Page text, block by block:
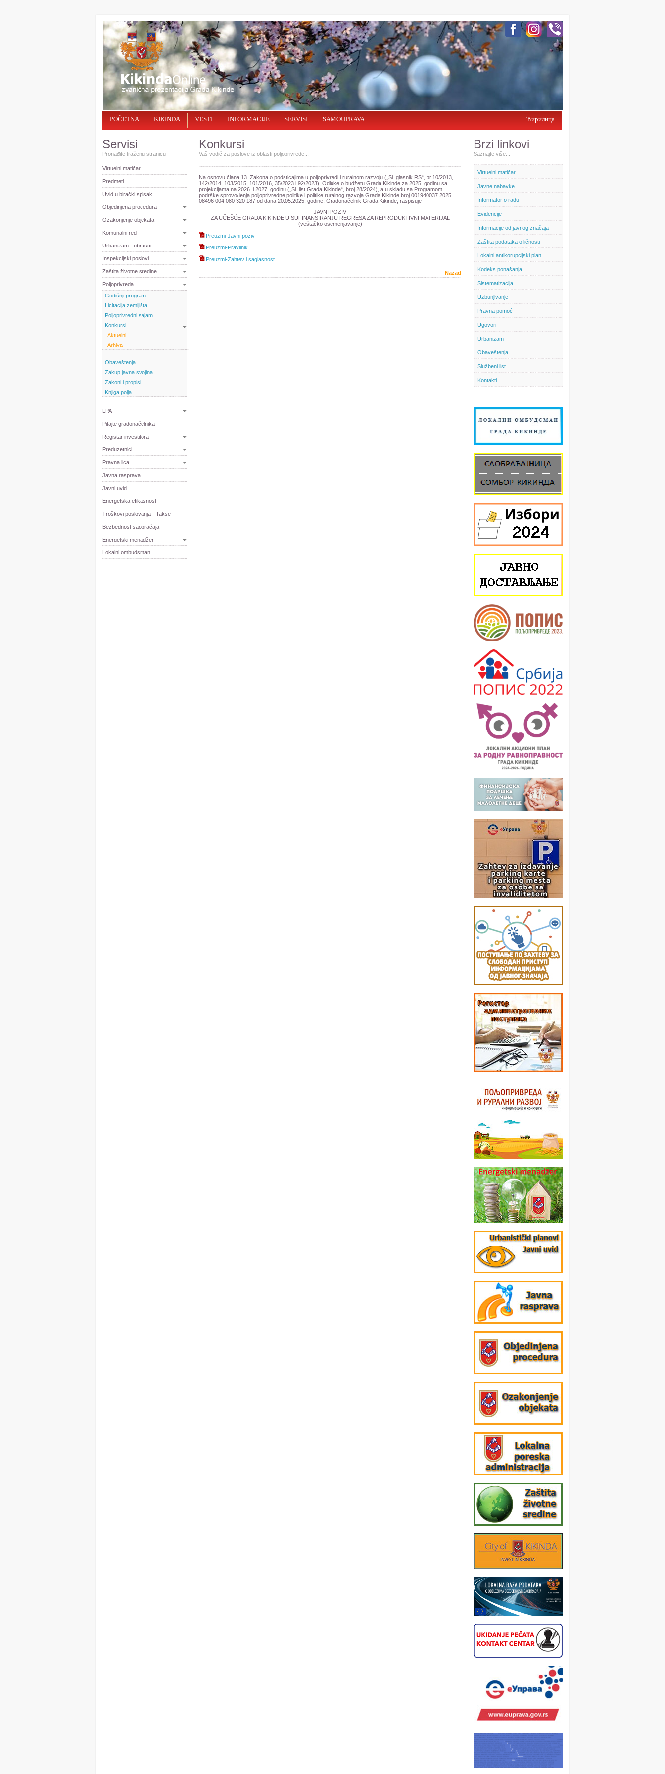
POČETNA KIKINDA VESTI INFORMACIJE SERVISI SAMOUPRAVA Ћирилица
Servisi
Pronađite traženu stranicu
Virtuelni matičar
Predmeti
Uvid u birački spisak
Objedinjena procedura
Ozakonjenje objekata
Komunalni red
Urbanizam - obrasci
Inspekcijski poslovi
Zaštita životne sredine
Polјoprivreda
Godišnji program
Licitacija zemlјišta
Polјoprivredni sajam
Konkursi
Aktuelni
Arhiva
Obaveštenja
Zakup javna svojina
Zakoni i propisi
Knjiga polja
LPA
Pitajte gradonačelnika
Registar investitora
Preduzetnici
Pravna lica
Javna rasprava
Javni uvid
Energetska efikasnost
Troškovi poslovanja - Takse
Bezbednost saobraćaja
Energetski menadžer
Lokalni ombudsman
Konkursi
Vaš vodič za poslove iz oblasti polјoprivrede...
Na osnovu člana 13. Zakona o podsticajima u poljoprivredi i ruralnom razvoju („Sl. glasnik RS“, br.10/2013,
142/2014, 103/2015, 101/2016, 35/2023 i 92/2023), Odluke o budžetu Grada Kikinde za 2025. godinu sa
projekcijama na 2026. i 2027. godinu („Sl. list Grada Kikinde“, broj 28/2024), a u skladu sa Programom
podrške sprovođenja poljoprivredne politike i politike ruralnog razvoja Grada Kikinde broj 001940037 2025
08496 004 080 320 187 od dana 20.05.2025. godine, Gradonačelnik Grada Kikinde, raspisuje
JAVNI POZIV
ZA UČEŠĆE GRADA KIKINDE U SUFINANSIRANJU REGRESA ZA REPRODUKTIVNI MATERIJAL
(veštačko osemenjavanje)
Preuzmi-Javni poziv
Preuzmi-Pravilnik
Preuzmi-Zahtev i saglasnost
Nazad
Brzi linkovi
Saznajte više...
Virtuelni matičar
Javne nabavke
Informator o radu
Evidencije
Informacije od javnog značaja
Zaštita podataka o ličnosti
Lokalni antikorupcijski plan
Kodeks ponašanja
Sistematizacija
Uzbunjivanje
Pravna pomoć
Ugovori
Urbanizam
Obaveštenja
Službeni list
Kontakti